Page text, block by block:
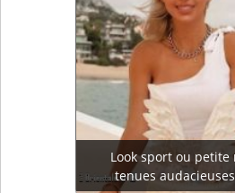
Look sport ou petite
tenues